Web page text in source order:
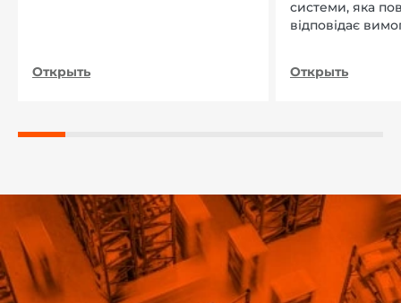
Открыть
системи, яка
відповідає
Открыть